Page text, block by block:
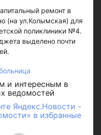
ремонт в
(на ул.Колымская) для
поликлиники №4.
выделено почти
и интересным в
ведомостей
Яндекс.Новости -
в избранные